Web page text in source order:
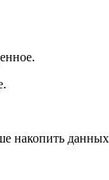
накопить